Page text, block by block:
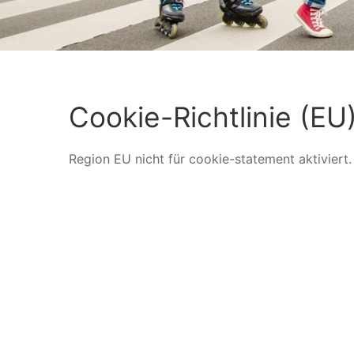
Cookie-Richtlinie
Region EU nicht für cookie-statement aktiviert.